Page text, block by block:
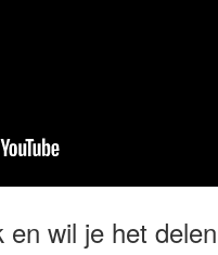
wil je het